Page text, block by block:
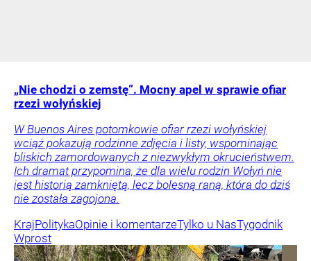
„Nie chodzi o zemstę”. Mocny apel w sprawie ofiar
rzezi wołyńskiej
W Buenos Aires potomkowie ofiar rzezi wołyńskiej
wciąż pokazują rodzinne zdjęcia i listy, wspominając
bliskich zamordowanych z niezwykłym okrucieństwem.
Ich dramat przypomina, że dla wielu rodzin Wołyń nie
jest historią zamkniętą, lecz bolesną raną, która do dziś
nie została zagojona.
KrajPolitykaOpinie i komentarzeTylko u NasTygodnik
Wprost